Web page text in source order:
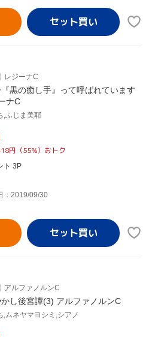
レジーナC
黒の癒し手』って呼ばれています
ナC
,ふじま美耶
円（55%）おトク
ト 3P
：2019/09/30
アルファノルンC
し後宮譚(3) アルファノルンC
,ムネヤマヨシミ,シアノ